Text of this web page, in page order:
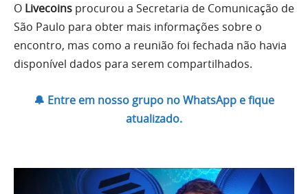
O Livecoins procurou a Secretaria de Comunicação de
São Paulo para obter mais informações sobre o
encontro, mas como a reunião foi fechada não havia
disponível dados para serem compartilhados.
🔔 Entre em nosso grupo no WhatsApp e fique
atualizado.